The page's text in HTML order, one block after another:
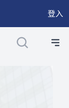
登入